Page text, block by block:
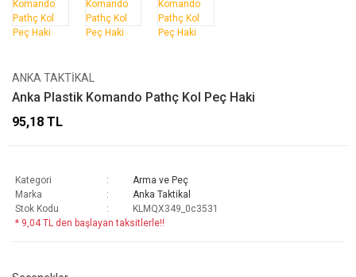
ANKA TAKTIKAL
Anka Plastik Komando Pathç Kol Peç Haki
95,18 TL
Kategori
Arma ve Peç
Marka
Anka Taktikal
Stok Kodu
KLMQX349_0c3531
* 9,04 TL den başlayan taksitlerle!!